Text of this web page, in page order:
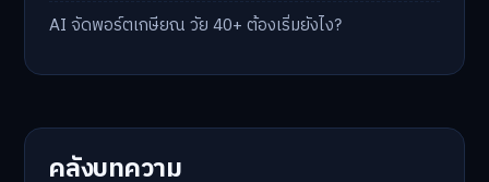
AI จัดพอร์ตเกษียณ วัย 40+ ต้องเริ่มยังไง?
คลังบทความ